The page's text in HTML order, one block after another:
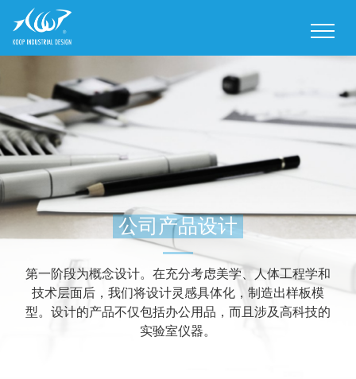
公司产品设计
第一阶段为概念设计。在充分考虑美学、人体工程学和
技术层面后，我们将设计灵感具体化，制造出样板模
型。设计的产品不仅包括办公用品，而且涉及高科技的
实验室仪器。